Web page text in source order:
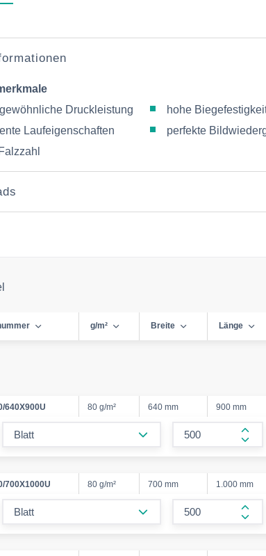
Druckleistung
Laufeigenschaften
hohe
perfekte
g/m² Breite Länge
640X900U 80 g/m² 640 mm 900 mm
700X1000U 80 g/m² 700 mm 1.000 mm